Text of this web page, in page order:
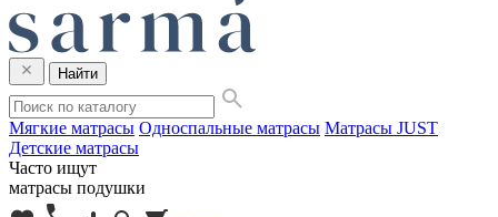
Найти
Мягкие матрасы Односпальные матрасы Матрасы JUST
Детские матрасы
Часто ищут
матрасы подушки